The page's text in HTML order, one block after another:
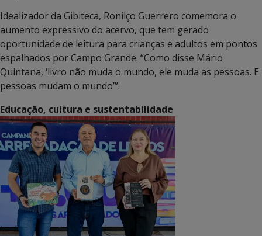
Idealizador da Gibiteca, Ronilço Guerrero comemora o
aumento expressivo do acervo, que tem gerado
oportunidade de leitura para crianças e adultos em pontos
espalhados por Campo Grande. “Como disse Mário
Quintana, ‘livro não muda o mundo, ele muda as pessoas. E
pessoas mudam o mundo’”.
Educação, cultura e sustentabilidade